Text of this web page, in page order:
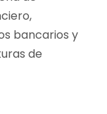
bancarios y
de